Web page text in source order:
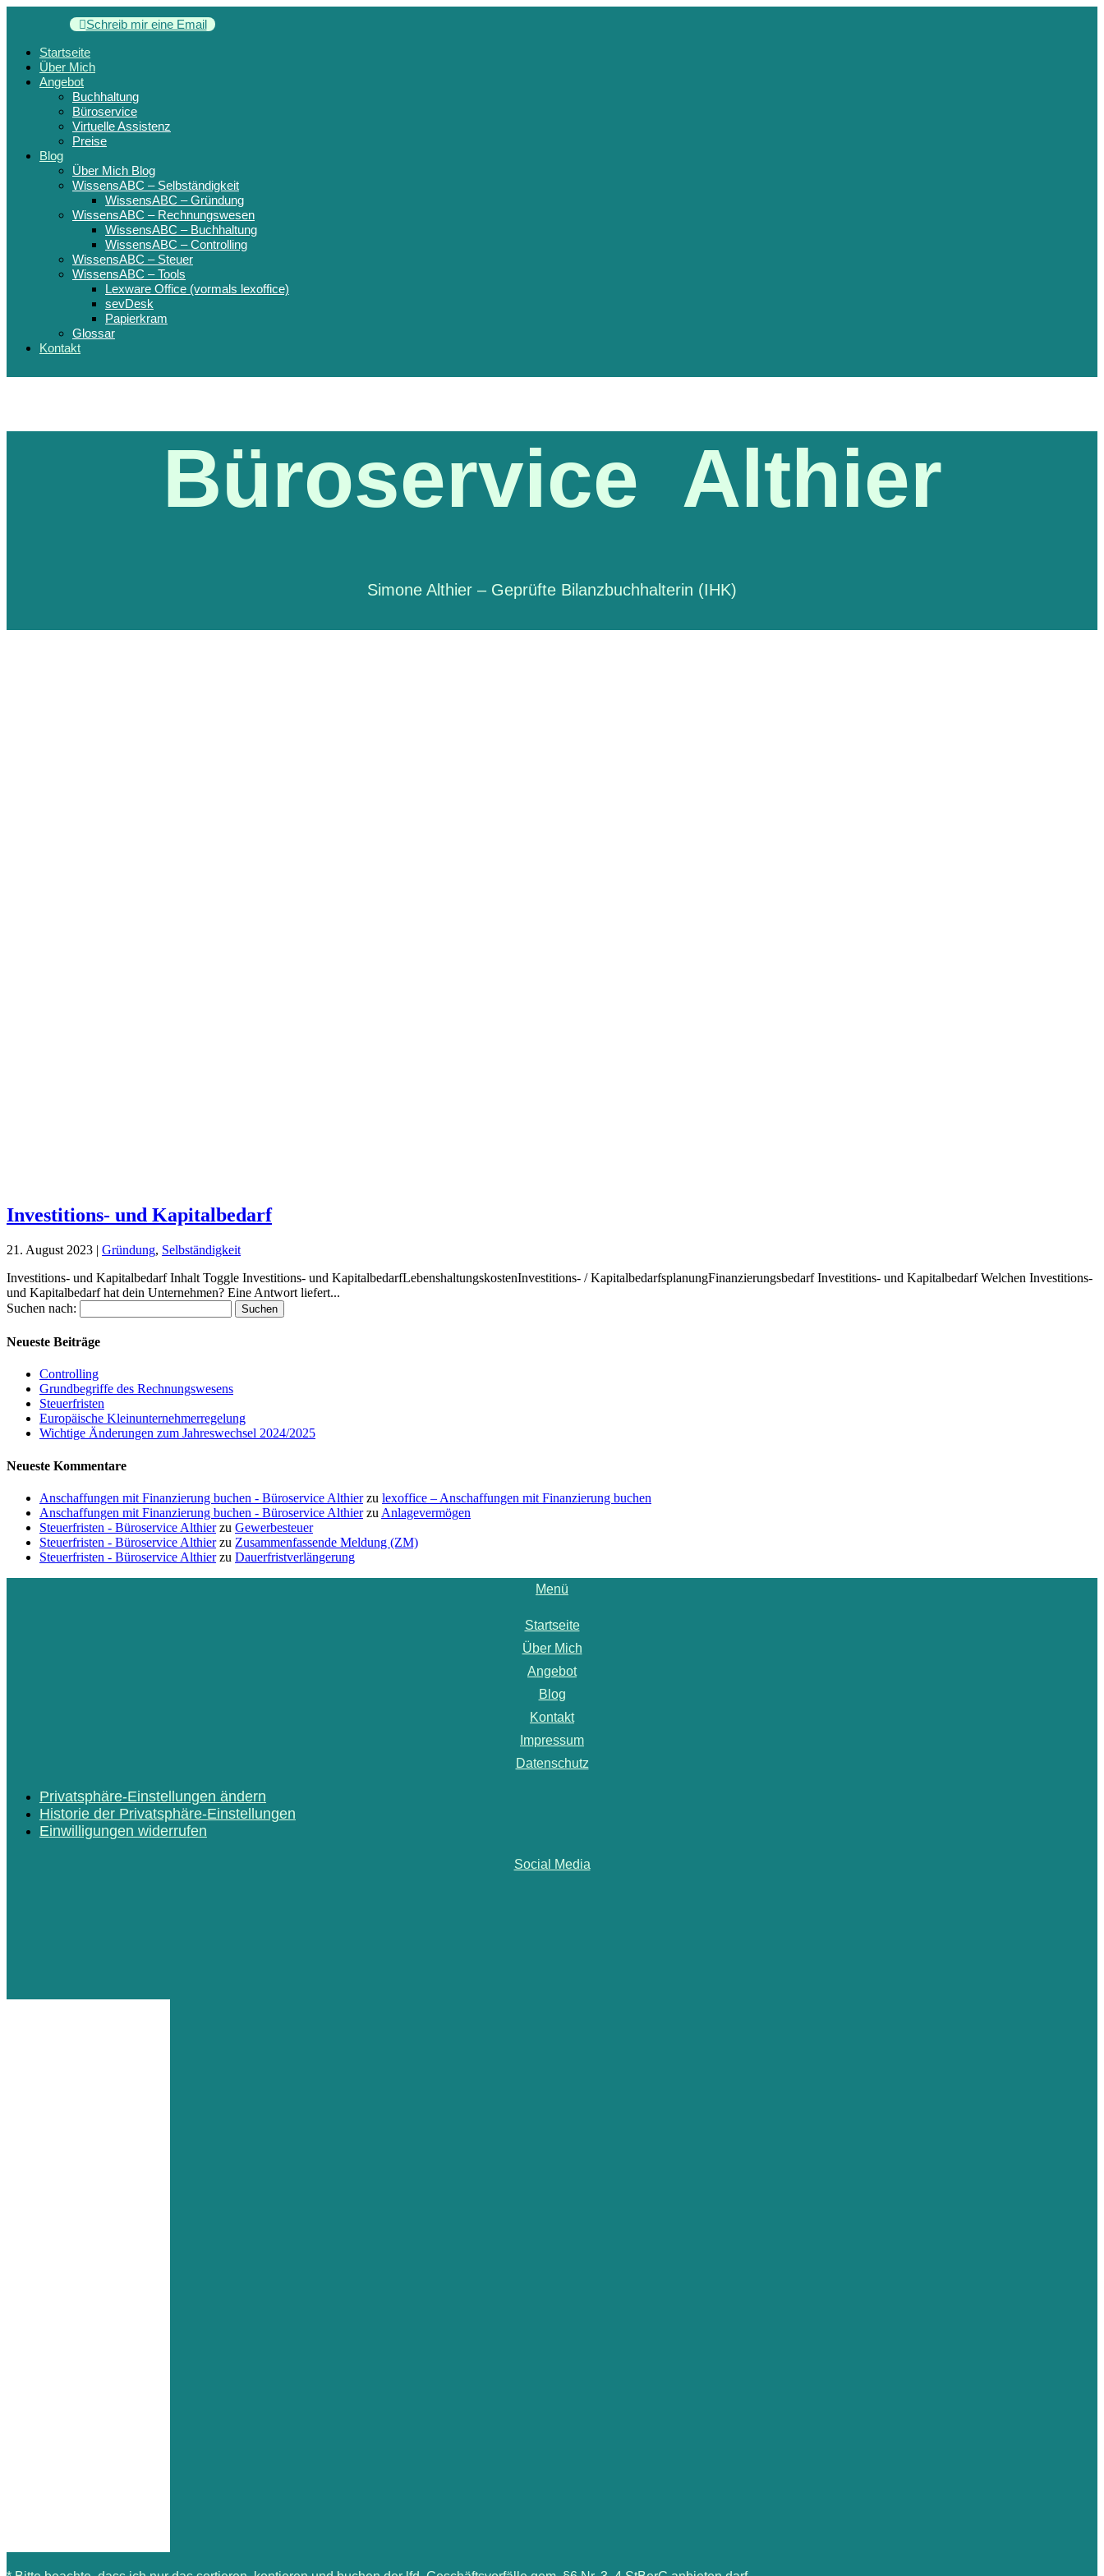
Schreib mir eine Email
Startseite
Über Mich
Angebot
Buchhaltung
Büroservice
Virtuelle Assistenz
Preise
Blog
Über Mich Blog
WissensABC – Selbständigkeit
WissensABC – Gründung
WissensABC – Rechnungswesen
WissensABC – Buchhaltung
WissensABC – Controlling
WissensABC – Steuer
WissensABC – Tools
Lexware Office (vormals lexoffice)
sevDesk
Papierkram
Glossar
Kontakt
Büroservice Althier
Simone Althier – Geprüfte Bilanzbuchhalterin (IHK)
Investitions- und Kapitalbedarf
21. August 2023 | Gründung, Selbständigkeit
Investitions- und Kapitalbedarf Inhalt Toggle Investitions- und KapitalbedarfLebenshaltungskostenInvestitions- / KapitalbedarfsplanungFinanzierungsbedarf Investitions- und Kapitalbedarf Welchen Investitions-
und Kapitalbedarf hat dein Unternehmen? Eine Antwort liefert...
Suchen nach:
Neueste Beiträge
Controlling
Grundbegriffe des Rechnungswesens
Steuerfristen
Europäische Kleinunternehmerregelung
Wichtige Änderungen zum Jahreswechsel 2024/2025
Neueste Kommentare
Anschaffungen mit Finanzierung buchen - Büroservice Althierzu lexoffice – Anschaffungen mit Finanzierung buchen
Anschaffungen mit Finanzierung buchen - Büroservice Althierzu Anlagevermögen
Steuerfristen - Büroservice Althierzu Gewerbesteuer
Steuerfristen - Büroservice Althierzu Zusammenfassende Meldung (ZM)
Steuerfristen - Büroservice Althierzu Dauerfristverlängerung
Menü
Startseite
Über Mich
Angebot
Blog
Kontakt
Impressum
Datenschutz
Privatsphäre-Einstellungen ändern
Historie der Privatsphäre-Einstellungen
Einwilligungen widerrufen
Social Media